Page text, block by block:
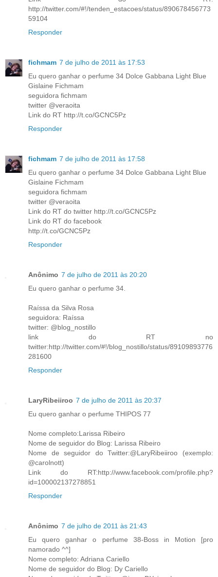
http://twitter.com/#!/tenden_estacoes/status/890678456773
59104
Responder
fichmam 7 de julho de 2011 às 17:53
Eu quero ganhar o perfume 34 Dolce Gabbana Light Blue
Gislaine Fichmam
seguidora fichmam
twitter @veraoita
Link do RT http://t.co/GCNC5Pz
Responder
fichmam 7 de julho de 2011 às 17:58
Eu quero ganhar o perfume 34 Dolce Gabbana Light Blue
Gislaine Fichmam
seguidora fichmam
twitter @veraoita
Link do RT do twitter http://t.co/GCNC5Pz
Link do RT do facebook
http://t.co/GCNC5Pz
Responder
Anônimo 7 de julho de 2011 às 20:20
Eu quero ganhar o perfume 34.
Raíssa da Silva Rosa
seguidora: Raíssa
twitter: @blog_nostillo
link do RT no
twitter:http://twitter.com/#!/blog_nostillo/status/89109893776
281600
Responder
LaryRibeiiroo 7 de julho de 2011 às 20:37
Eu quero ganhar o perfume THIPOS 77
Nome completo:Larissa Ribeiro
Nome de seguidor do Blog: Larissa Ribeiro
Nome de seguidor do Twitter:@LaryRibeiiroo (exemplo:
@carolnott)
Link do RT:http://www.facebook.com/profile.php?
id=100002137278851
Responder
Anônimo 7 de julho de 2011 às 21:43
Eu quero ganhar o perfume 38-Boss in Motion [pro
namorado ^^]
Nome completo: Adriana Cariello
Nome de seguidor do Blog: Dy Cariello